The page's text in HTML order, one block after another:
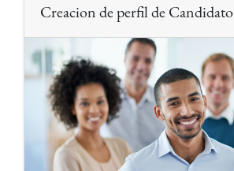
Creacion de perfil de Candidato